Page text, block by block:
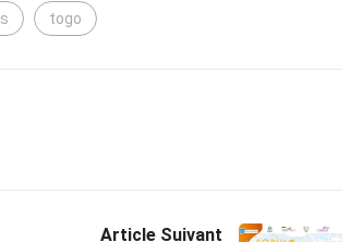
togo
Article Suivant